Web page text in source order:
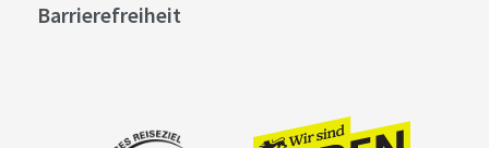
Barrierefreiheit